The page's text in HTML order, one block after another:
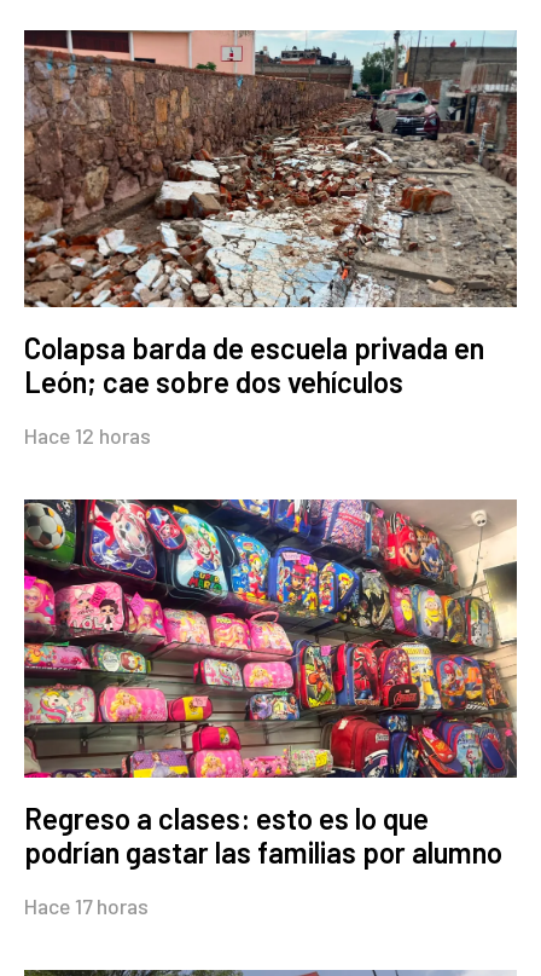
Colapsa barda de escuela privada en
León; cae sobre dos vehículos
Hace 12 horas
Regreso a clases: esto es lo que
podrían gastar las familias por alumno
Hace 17 horas